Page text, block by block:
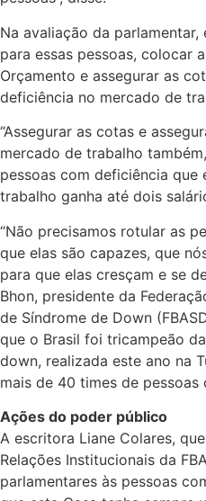
Na avaliação da
para essas pessoas, colocar
Orçamento e assegurar as
deficiência no mercado de
“Assegurar as cotas e
mercado de trabalho
pessoas com deficiência que
trabalho ganha até dois
“Não precisamos rotular as
que elas são capazes, que
para que elas cresçam e se
Bhon, presidente da
de Síndrome de Down
que o Brasil foi tricampeão
down, realizada este ano na
mais de 40 times de pessoas
Ações do poder público
A escritora Liane Colares,
Relações Institucionais da
parlamentares às pessoas